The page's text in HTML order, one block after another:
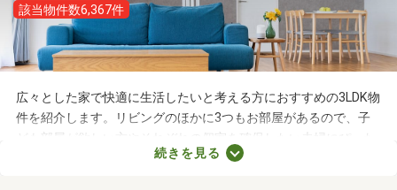
該当物件数6,367件
広々とした家で快適に生活したいと考える方におすすめの3LDK物
件を紹介します。リビングのほかに3つもお部屋があるので、子
ども部屋が欲しい方やそれぞれの個室を確保したい夫婦にぴった
り。物件のなかには新しい設備を用意しているところもあるの
続きを見る